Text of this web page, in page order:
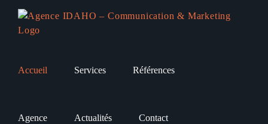
contenu
Accueil Services Références
Agence Actualités Contact